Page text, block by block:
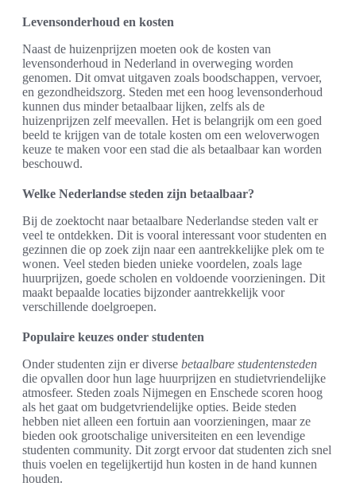
Levensonderhoud en kosten
Naast de huizenprijzen moeten ook de kosten van
levensonderhoud in Nederland in overweging worden
genomen. Dit omvat uitgaven zoals boodschappen, vervoer,
en gezondheidszorg. Steden met een hoog levensonderhoud
kunnen dus minder betaalbaar lijken, zelfs als de
huizenprijzen zelf meevallen. Het is belangrijk om een goed
beeld te krijgen van de totale kosten om een weloverwogen
keuze te maken voor een stad die als betaalbaar kan worden
beschouwd.
Welke Nederlandse steden zijn betaalbaar?
Bij de zoektocht naar betaalbare Nederlandse steden valt er
veel te ontdekken. Dit is vooral interessant voor studenten en
gezinnen die op zoek zijn naar een aantrekkelijke plek om te
wonen. Veel steden bieden unieke voordelen, zoals lage
huurprijzen, goede scholen en voldoende voorzieningen. Dit
maakt bepaalde locaties bijzonder aantrekkelijk voor
verschillende doelgroepen.
Populaire keuzes onder studenten
Onder studenten zijn er diverse betaalbare studentensteden
die opvallen door hun lage huurprijzen en studietvriendelijke
atmosfeer. Steden zoals Nijmegen en Enschede scoren hoog
als het gaat om budgetvriendelijke opties. Beide steden
hebben niet alleen een fortuin aan voorzieningen, maar ze
bieden ook grootschalige universiteiten en een levendige
studenten community. Dit zorgt ervoor dat studenten zich snel
thuis voelen en tegelijkertijd hun kosten in de hand kunnen
houden.